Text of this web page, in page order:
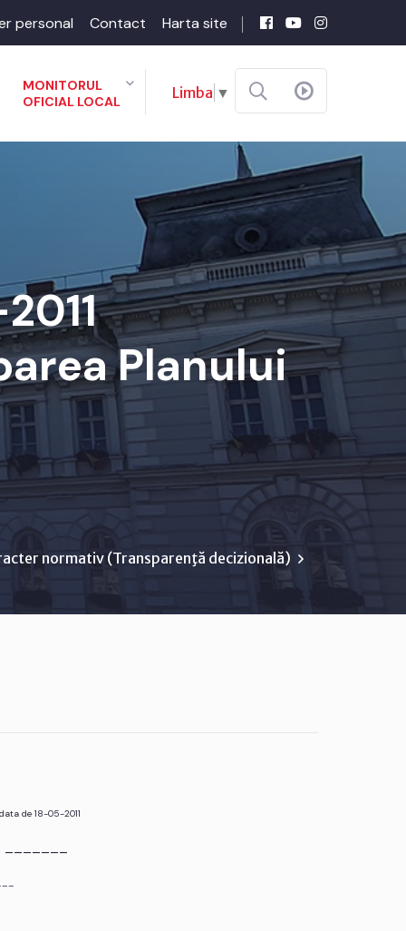
personal Contact Harta site
MONITORUL
OFICIAL LOCAL
Limba ▼
Planului
normativ (Transparenţă decizională)
de 18-05-2011